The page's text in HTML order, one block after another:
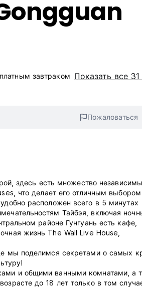
завтраком‎ Показать все
Пожаловаться
здесь есть множество
что делает его отличным
расположен всего в 5 минутах
Тайбэя, включая
районе Гунгуань есть кафе,
жизнь The Wall Live House,
мы поделимся секретами о самых
и общими ванными комнатами, а
до 18 лет только в том